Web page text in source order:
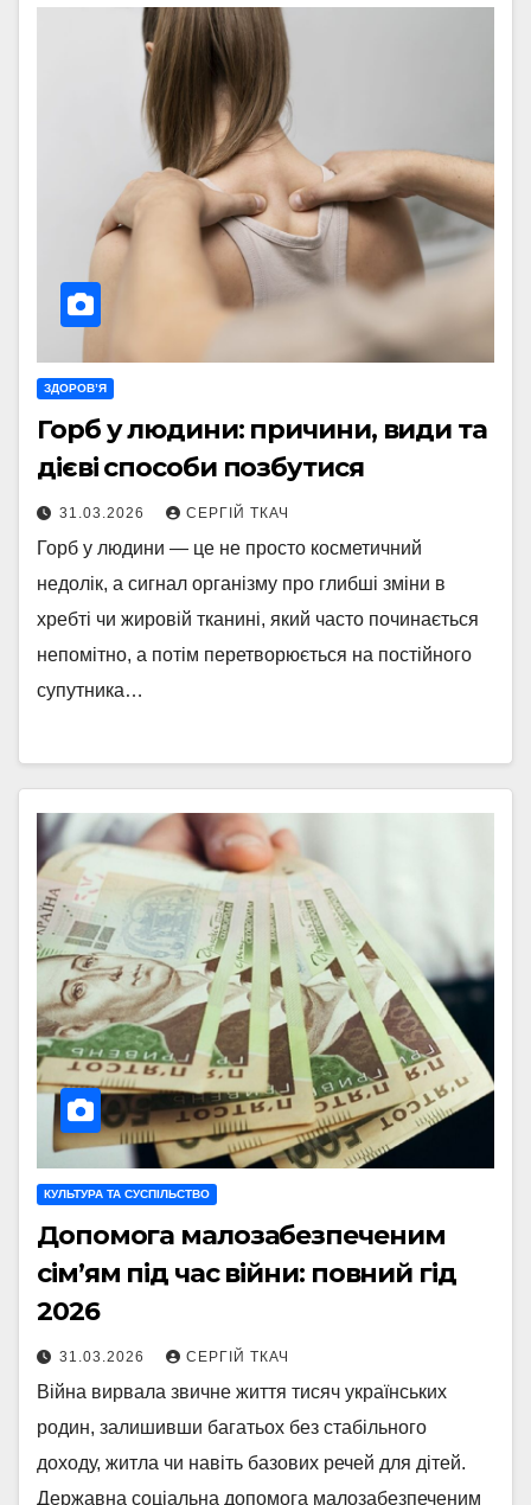
ЗДОРОВ’Я
Горб у людини: причини, види та
дієві способи позбутися
31.03.2026 СЕРГІЙ ТКАЧ
Горб у людини — це не просто косметичний
недолік, а сигнал організму про глибші зміни в
хребті чи жировій тканині, який часто починається
непомітно, а потім перетворюється на постійного
супутника…
КУЛЬТУРА ТА СУСПІЛЬСТВО
Допомога малозабезпеченим
сім’ям під час війни: повний гід
2026
31.03.2026 СЕРГІЙ ТКАЧ
Війна вирвала звичне життя тисяч українських
родин, залишивши багатьох без стабільного
доходу, житла чи навіть базових речей для дітей.
Державна соціальна допомога малозабезпеченим